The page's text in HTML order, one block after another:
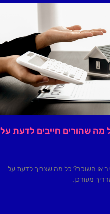
מה שהורים חייבים לדעת על
או השוכר? כל מה שצריך לדעת על
מעודכן.